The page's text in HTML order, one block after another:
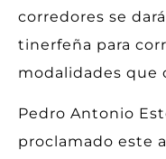
corredores se
tinerfeña para
modalidades que
Pedro Antonio
proclamado este